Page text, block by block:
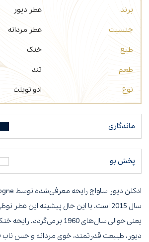
برند
عطر دیور
جنسیت
عطر مردانه
طبع
خنک
طعم
تند
نوع
ادو تویلت
ماندگاری
پخش بو
سال 2015 است. با این حال پیشینه این
یعنی حوالی سال‌های 1960
دیور، طبیعت قدرتمند، خوی مردانه و حس ناب